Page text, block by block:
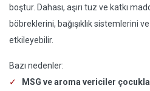
boştur. Dahası, aşırı tuz ve katkı
böbreklerini, bağışıklık sistemlerini
etkileyebilir.
Bazı nedenler:
MSG ve aroma vericiler